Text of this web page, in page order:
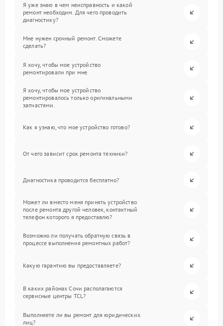
Я уже знаю в чем неисправность и какой
ремонт необходим. Для чего проводить
диагностику?
Мне нужен срочный ремонт. Сможете
сделать?
Я хочу, чтобы мое устройство
ремонтировали при мне.
Я хочу, чтобы мое устройство
ремонтировалось только оригинальными
запчастями.
Как я узнаю, что мое устройство готово?
От чего зависит срок ремонта техники?
Диагностика проводится бесплатно?
Может ли вместо меня принять устройство
после ремонта другой человек, контактный
телефон которого я предоставлю?
Возможно ли получать обратную связь в
процессе выполнения ремонтных работ?
Какую гарантию вы предоставляете?
В каких районах Сочи располагаются
сервисные центры TCL?
Выполняете ли вы ремонт для юридических
лиц?